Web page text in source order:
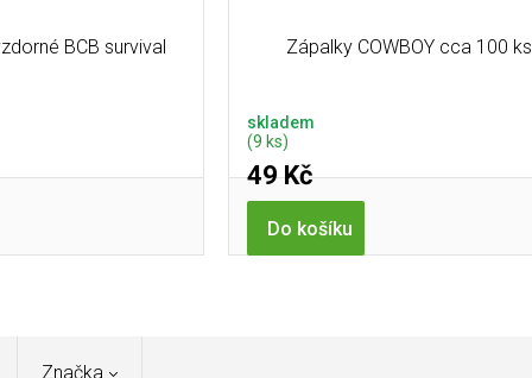
BCB survival Zápalky COWBOY cca 100 ks
skladem
(9 ks)
49 Kč
Do košíku
Značka